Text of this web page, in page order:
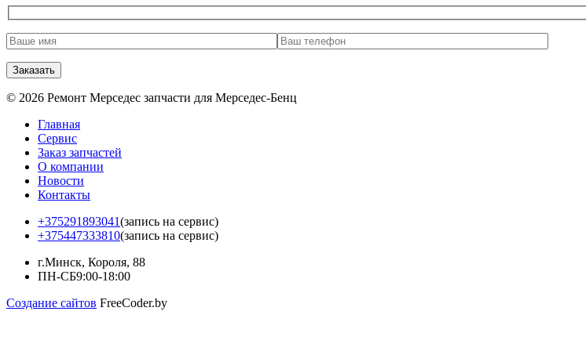
© 2026 Ремонт Мерседес запчасти для Мерседес-Бенц
Главная
Сервис
Заказ запчастей
О компании
Новости
Контакты
+375291893041(запись на сервис)
+375447333810(запись на сервис)
г.Минск, Короля, 88
ПН-СБ9:00-18:00
Создание сайтов FreeCoder.by